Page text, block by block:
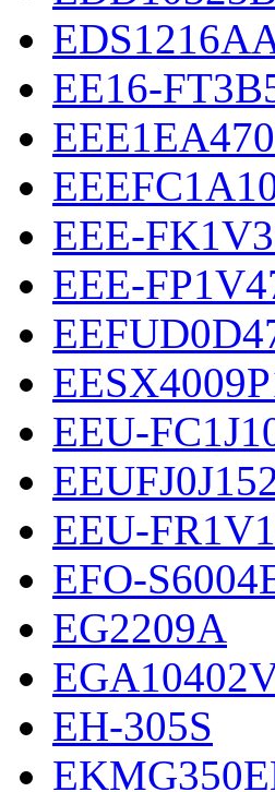
EE16-
EEE-
EEE-
EEU-
EEU-
EFO-
EG2209A
EH-305S